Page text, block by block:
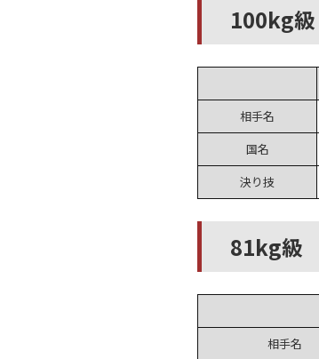
100kg
相手名
国名
決り技
81kg級
相手名